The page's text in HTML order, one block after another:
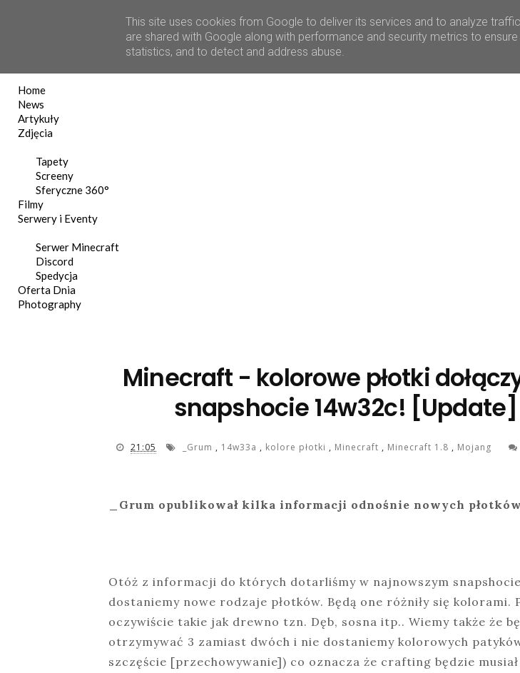
Home
News
Artykuły
Zdjęcia
Tapety
Screeny
Sferyczne 360°
Filmy
Serwery i Eventy
Serwer Minecraft
Discord
Spedycja
Oferta Dnia
Photography
Minecraft - kolorowe płotki
snapshocie 14w32c! [Update]
21:05 _Grum , 14w33a , kolore płotki , Minecraft , Minecraft 1.8 , Mojang
_Grum opublikował kilka informacji odnośnie nowych
Otóż z informacji do których dotarliśmy w najnowszym snapshocie
dostaniemy nowe rodzaje płotków. Będą one różniły się kolorami.
oczywiście takie jak drewno tzn. Dęb, sosna itp.. Wiemy także że
otrzymywać 3 zamiast dwóch i nie dostaniemy kolorowych
szczęście [przechowywanie]) co oznacza że crafting będzie musiał
This site uses cookies from Google to deliver its services and to analyze
are shared with Google along with performance and security metrics to
statistics, and to detect and address abuse.